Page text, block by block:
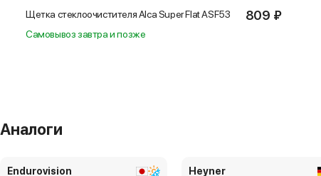
Щетка стеклоочистителя Alca Super FlatASF53 809 ₽
Самовывоз завтра и позже
Аналоги
Endurovision Heyner